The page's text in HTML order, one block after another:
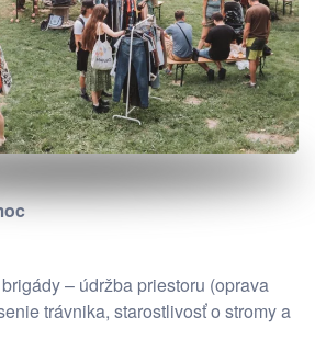
– údržba priestoru (oprava
trávnika, starostlivosť o stromy a